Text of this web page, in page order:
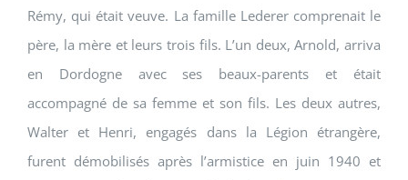
Rémy, qui était veuve. La famille Lederer comprenait le
père, la mère et leurs trois fils. L’un deux, Arnold, arriva
en Dordogne avec ses beaux-parents et était
accompagné de sa femme et son fils. Les deux autres,
Walter et Henri, engagés dans la Légion étrangère,
furent démobilisés après l’armistice en juin 1940 et